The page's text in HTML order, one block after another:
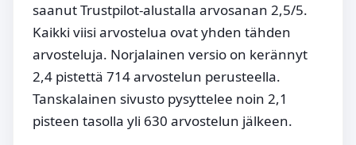
saanut Trustpilot-alustalla arvosanan 2,5/5.
Kaikki viisi arvostelua ovat yhden tähden
arvosteluja. Norjalainen versio on kerännyt
2,4 pistettä 714 arvostelun perusteella.
Tanskalainen sivusto pysyttelee noin 2,1
pisteen tasolla yli 630 arvostelun jälkeen.